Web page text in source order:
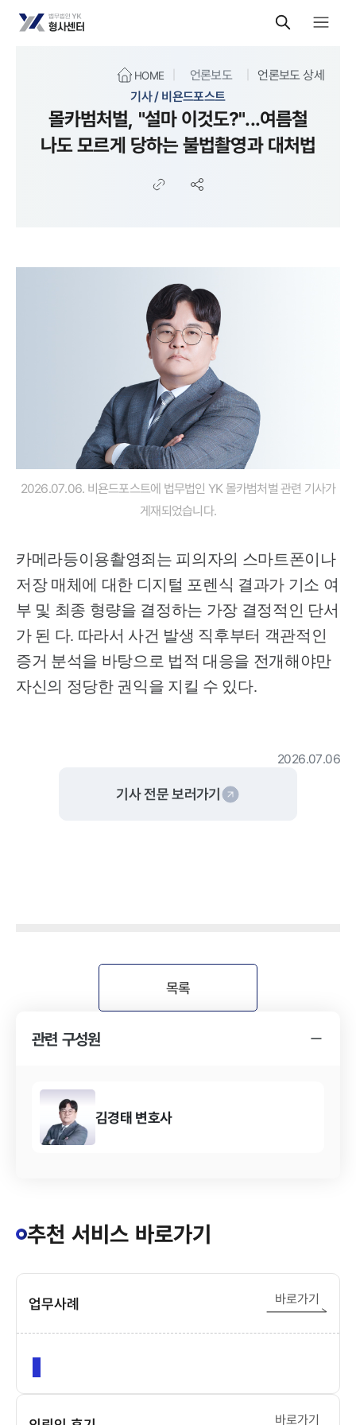
HOME 언론보도
언론보도 상세
기사 / 비욘드포스트
몰카범처벌, "설마 이것도?"...여름철
나도 모르게 당하는 불법촬영과 대처법
2026.07.06. 비욘드포스트에 법무법인 YK 몰카범처벌 관련 기사가
게재되었습니다.
카메라등이용촬영죄는 피의자의 스마트폰이나
저장 매체에 대한 디지털 포렌식 결과가 기소 여
부 및 최종 형량을 결정하는 가장 결정적인 단서
가 된 다. 따라서 사건 발생 직후부터 객관적인
증거 분석을 바탕으로 법적 대응을 전개해야만
자신의 정당한 권익을 지킬 수 있다.
2026.07.06
기사 전문 보러가기
목록
관련 구성원
김경태 변호사
추천 서비스 바로가기
업무사례 바로가기
바로가기